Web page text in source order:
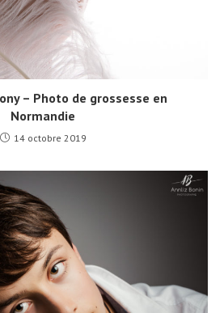
– Photo de grossesse en
Normandie
14 octobre 2019